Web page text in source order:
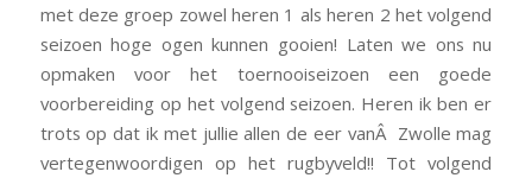
met deze groep zowel heren 1 als heren 2 het volgend
seizoen hoge ogen kunnen gooien! Laten we ons nu
opmaken voor het toernooiseizoen een goede
voorbereiding op het volgend seizoen. Heren ik ben er
trots op dat ik met jullie allen de eer vanÂ Zwolle mag
vertegenwoordigen op het rugbyveld!! Tot volgend